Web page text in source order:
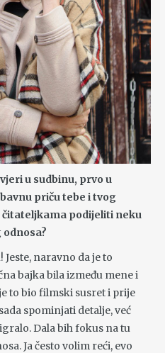
u sudbinu, prvo u
priču tebe i tvog
čitateljkama podijeliti neku
naravno da je to
bajka bila između mene i
to bio filmski susret i prije
spominjati detalje, već
Dala bih fokus na tu
Ja često volim reći, evo